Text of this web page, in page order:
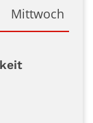
Mittwoch